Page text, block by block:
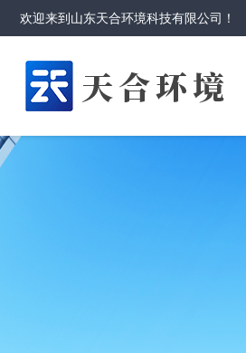
欢迎来到 山东天合环境科技有限公司 ！